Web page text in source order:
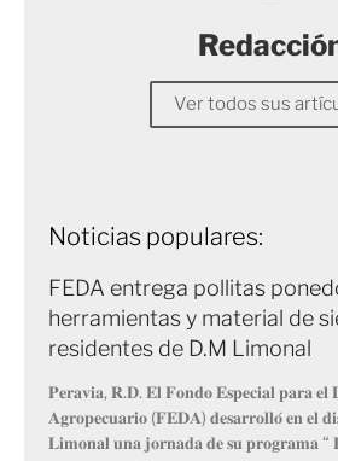
Ver todos sus
Noticias populares:
FEDA entrega pollitas
herramientas y material de
residentes de D.M Limonal
𝐏𝐞𝐫𝐚𝐯𝐢𝐚, 𝐑.𝐃. 𝐄𝐥 𝐅𝐨𝐧𝐝𝐨 𝐄𝐬𝐩𝐞𝐜𝐢𝐚𝐥 𝐩𝐚𝐫𝐚 𝐞𝐥
𝐀𝐠𝐫𝐨𝐩𝐞𝐜𝐮𝐚𝐫𝐢𝐨 (𝐅𝐄𝐃𝐀) 𝐝𝐞𝐬𝐚𝐫𝐫𝐨𝐥𝐥𝐨́ 𝐞𝐧 𝐞𝐥
𝐋𝐢𝐦𝐨𝐧𝐚𝐥 𝐮𝐧𝐚 𝐣𝐨𝐫𝐧𝐚𝐝𝐚 𝐝𝐞 𝐬𝐮 𝐩𝐫𝐨𝐠𝐫𝐚𝐦𝐚